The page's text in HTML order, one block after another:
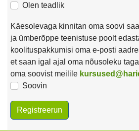
Olen teadlik
Käesolevaga kinnitan oma soovi
ja ümberõppe teenistuse poolt
koolituspakkumisi oma e-posti
et saan igal ajal oma nõusoleku
oma soovist meilile
Soovin
Registreerun